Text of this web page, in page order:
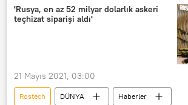
Denis Manturov
Rusya Sanayi ve Ticaret Bakanı Denis Manturov
Komsomolsk-na-Amure
Birleşik Motor Şirketi
Suhoy
'Rusya, en az 52 milyar dolarlık askeri
teçhizat siparişi aldı'
21 Mayıs 2021, 03:00
Rostech DÜNYA
Haberler